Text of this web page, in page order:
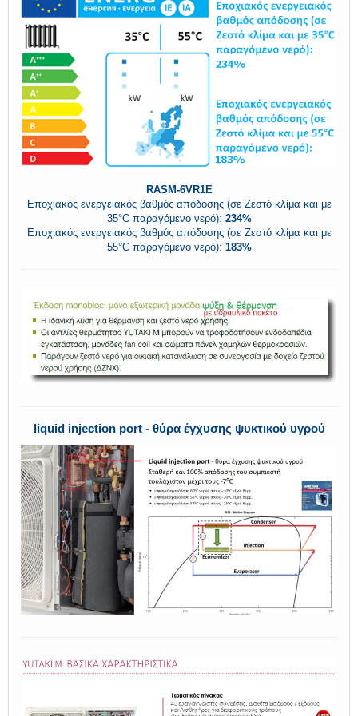
RASM-6VR1E
Εποχιακός ενεργειακός βαθμός απόδοσης (σε Ζεστό κλίμα και με
35°C παραγόμενο νερό): 234%
Εποχιακός ενεργειακός βαθμός απόδοσης (σε Ζεστό κλίμα και με
55°C παραγόμενο νερό): 183%
liquid injection port - θύρα έγχυσης ψυκτικού υγρού